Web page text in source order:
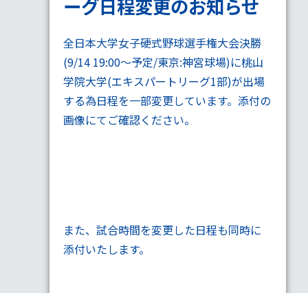
ーグ日程変更のお知らせ
全日本大学女子硬式野球選手権大会決勝
(9/14 19:00～予定/東京:神宮球場)に桃山
学院大学(エキスパートリーグ1部)が出場
する為日程を一部変更しています。添付の
画像にてご確認ください。
また、試合時間を変更した日程も同時に
添付いたします。